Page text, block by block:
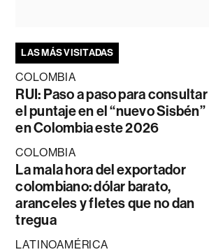
LAS MÁS VISITADAS
COLOMBIA
RUI: Paso a paso para consultar
el puntaje en el “nuevo Sisbén”
en Colombia este 2026
COLOMBIA
La mala hora del exportador
colombiano: dólar barato,
aranceles y fletes que no dan
tregua
LATINOAMÉRICA